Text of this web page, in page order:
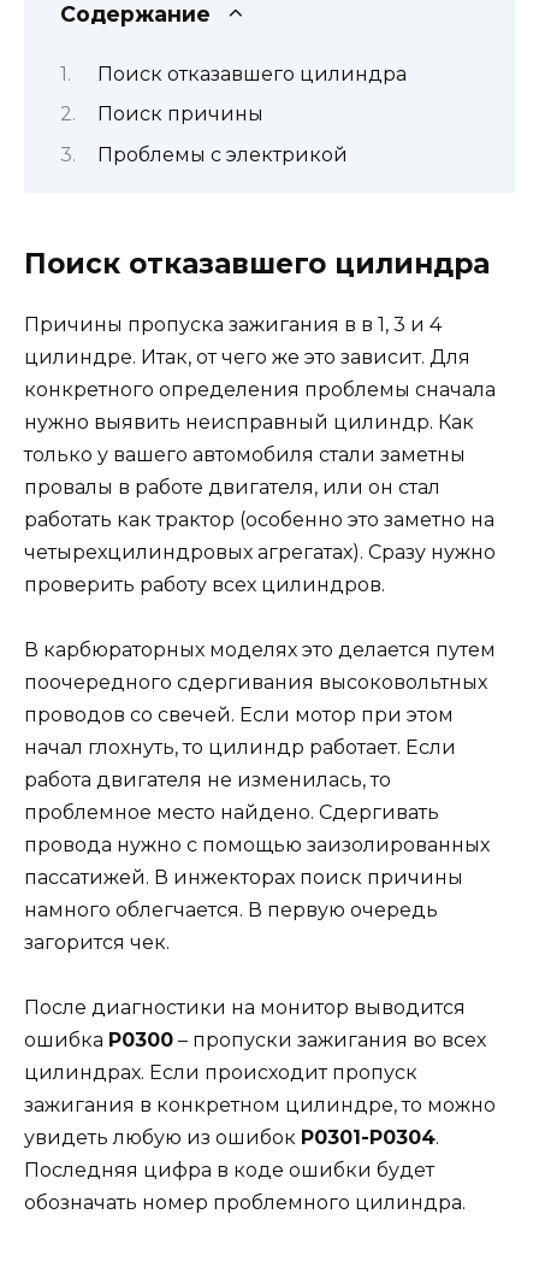
Содержание
Поиск отказавшего цилиндра
Поиск причины
Проблемы с электрикой
Поиск отказавшего цилиндра
Причины пропуска зажигания в в 1, 3 и 4
цилиндре. Итак, от чего же это зависит. Для
конкретного определения проблемы сначала
нужно выявить неисправный цилиндр. Как
только у вашего автомобиля стали заметны
провалы в работе двигателя, или он стал
работать как трактор (особенно это заметно на
четырехцилиндровых агрегатах). Сразу нужно
проверить работу всех цилиндров.
В карбюраторных моделях это делается путем
поочередного сдергивания высоковольтных
проводов со свечей. Если мотор при этом
начал глохнуть, то цилиндр работает. Если
работа двигателя не изменилась, то
проблемное место найдено. Сдергивать
провода нужно с помощью заизолированных
пассатижей. В инжекторах поиск причины
намного облегчается. В первую очередь
загорится чек.
После диагностики на монитор выводится
ошибка Р0300 – пропуски зажигания во всех
цилиндрах. Если происходит пропуск
зажигания в конкретном цилиндре, то можно
увидеть любую из ошибок Р0301-Р0304.
Последняя цифра в коде ошибки будет
обозначать номер проблемного цилиндра.